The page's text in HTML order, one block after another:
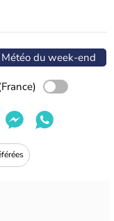
Météo du week-end